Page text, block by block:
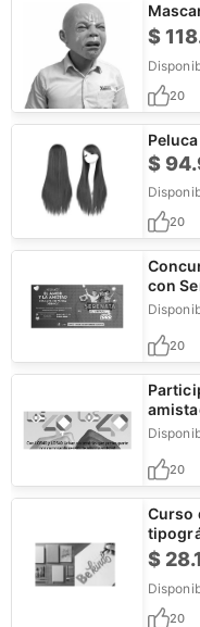
$
20
$
20
con
20
20
Curso
$
20